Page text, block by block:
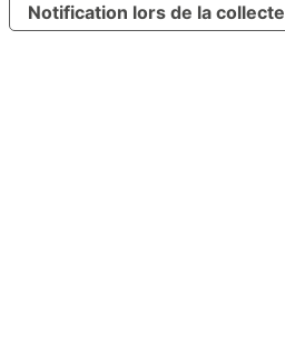
Notification lors de la collecte